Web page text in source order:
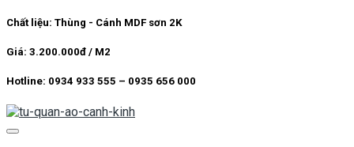
Chất liệu: Thùng - Cánh MDF sơn 2K
Giá: 3.200.000đ / M2
Hotline: 0934 933 555 – 0935 656 000